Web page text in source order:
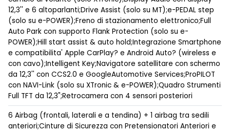
12,3'' e 6 altoparlanti;Drive Assist (solo su MT);e-PEDAL step
(solo su e-POWER);Freno di stazionamento elettronico;Full
Auto Park con supporto Flank Protection (solo su e-
POWER);Hill start assist & auto hold;Integrazione Smartphone
e compatibilita' Apple CarPlay? e Android Auto? (wireless e
con cavo);Intelligent Key;Navigatore satellitare con schermo
da 12,3'' con CCS2.0 e GoogleAutomotive Services;ProPILOT
con NAVI-Link (solo su XTronic & e-POWER);Quadro Strumenti
Full TFT da 12,3";Retrocamera con 4 sensori posteriori
6 Airbag (frontali, laterali e a tendina) + 1 airbag tra sedili
anteriori;Cinture di Sicurezza con Pretensionatori Anteriori e